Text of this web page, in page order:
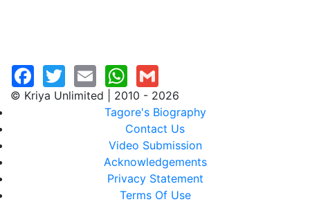
© Kriya Unlimited | 2010 - 2026
Tagore's Biography
Contact Us
Video Submission
Acknowledgements
Privacy Statement
Terms Of Use